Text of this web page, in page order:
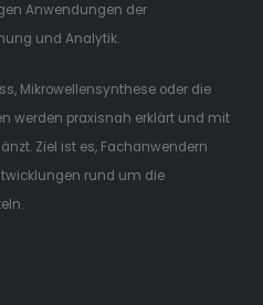
Anwendungen der
und Analytik.
Mikrowellensynthese oder die
werden praxisnah erklärt und mit
Ziel ist es, Fachanwendern
rund um die